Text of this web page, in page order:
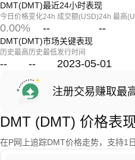
DMT(DMT)最近24小时表现
今日价格变化
0.00%
24h 成交额(USD)
--
24h 最高
--
DMT(DMT)市场关键表现
历史最高
--
历史最低
--
发行时间
2023-05-01
注册交易赚取最
DMT (DMT) 价格表
在P网上追踪DMT价格走势，支持1